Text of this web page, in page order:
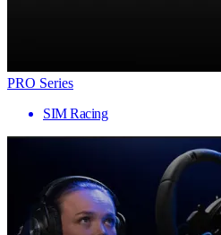
PRO Series
SIM Racing